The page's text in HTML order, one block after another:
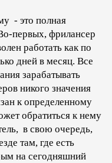
- это полная
первых, фрилансер
работать как по
дней в месяц. Все
зарабатывать
никого значения
к определенному
обратиться к нему
в свою очередь,
там, где есть
на сегодняшний